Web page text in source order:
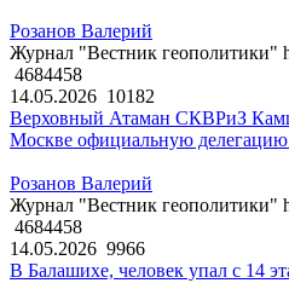
Розанов Валерий
Журнал "Вестник геополитики"
4684458
14.05.2026 10182
Верховный Атаман СКВРиЗ
Москве официальную
Розанов Валерий
Журнал "Вестник геополитики"
4684458
14.05.2026 9966
В Балашихе, человек упал с 14